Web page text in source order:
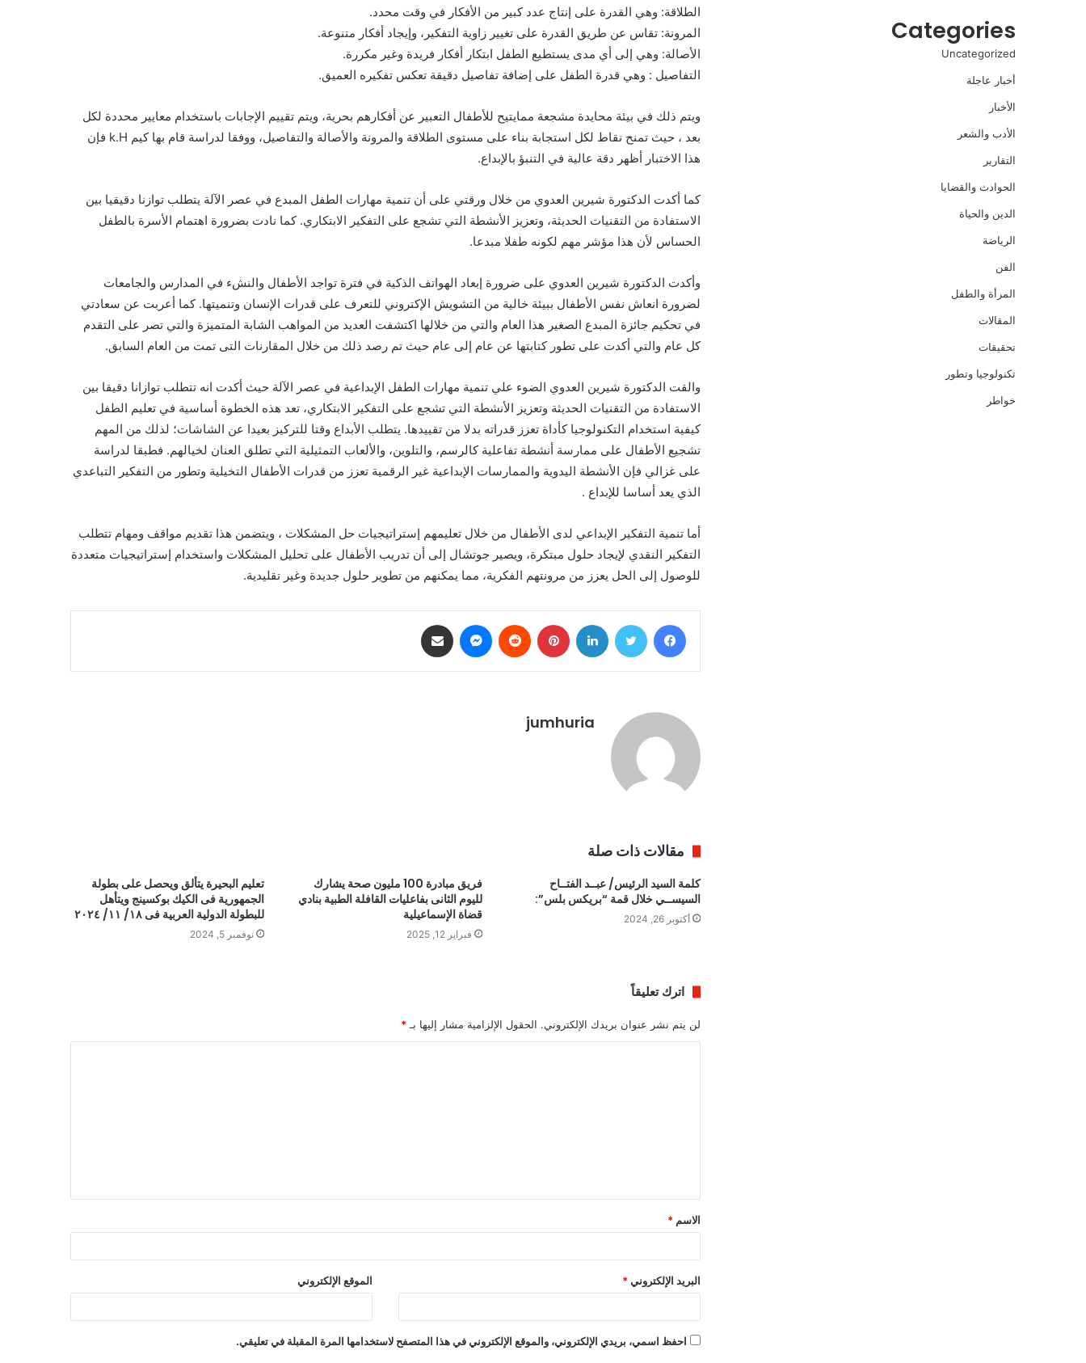
الطلاقة: وهي القدرة على إنتاج عدد كبير من الأفكار في وقت محدد.
المرونة: تقاس عن طريق القدرة على تغيير زاوية التفكير، وإيجاد أفكار متنوعة.
الأصالة: وهي إلى أي مدى يستطيع الطفل ابتكار أفكار فريدة وغير مكررة.
التفاصيل : وهي قدرة الطفل على إضافة تفاصيل دقيقة تعكس تفكيره العميق.
ويتم ذلك في بيئة محايدة مشجعة ممايتيح للأطفال التعبير عن أفكارهم بحرية، ويتم تقييم الإجابات باستخدام معايير محددة لكل
بعد ، حيث تمنح نقاط لكل استجابة بناء على مستوى الطلاقة والمرونة والأصالة والتفاصيل، ووفقا لدراسة قام بها كيم k.H فإن
هذا الاختبار أظهر دقة عالية في التنبؤ بالإبداع.
كما أكدت الدكتورة شيرين العدوي من خلال ورقتي على أن تنمية مهارات الطفل المبدع في عصر الآلة يتطلب توازنا دقيقيا بين
الاستفادة من التقنيات الحديثة، وتعزيز الأنشطة التي تشجع على التفكير الابتكاري. كما نادت بضرورة اهتمام الأسرة بالطفل
الحساس لأن هذا مؤشر مهم لكونه طفلا مبدعا.
وأكدت الدكتورة شيرين العدوي على ضرورة إبعاد الهواتف الذكية في فترة تواجد الأطفال والنشء في المدارس والجامعات
لضرورة انعاش نفس الأطفال ببيئة خالية من التشويش الإكتروني للتعرف على قدرات الإنسان وتنميتها. كما أعربت عن سعادتي
في تحكيم جائزة المبدع الصغير هذا العام والتي من خلالها اكتشفت العديد من المواهب الشابة المتميزة والتي تصر على التقدم
كل عام والتي أكدت على تطور كتابتها عن عام إلى عام حيث تم رصد ذلك من خلال المقارنات التى تمت من العام السابق.
والقت الدكتورة شيرين العدوي الضوء علي تنمية مهارات الطفل الإبداعية في عصر الآلة حيث أكدت انه تتطلب توازانا دقيقا بين
الاستفادة من التقنيات الحديثة وتعزيز الأنشطة التي تشجع على التفكير الابتكاري، تعد هذه الخطوة أساسية في تعليم الطفل
كيفية استخدام التكنولوجيا كأداة تعزز قدراته بدلا من تقييدها. يتطلب الأبداع وقتا للتركيز بعيدا عن الشاشات؛ لذلك من المهم
تشجيع الأطفال على ممارسة أنشطة تفاعلية كالرسم، والتلوين، والألعاب التمثيلية التي تطلق العنان لخيالهم. فطبقا لدراسة
على غزالي فإن الأنشطة اليدوية والممارسات الإبداعية غير الرقمية تعزز من قدرات الأطفال التخيلية وتطور من التفكير التباعدي
الذي يعد أساسا للإبداع .
أما تنمية التفكير الإبداعي لدى الأطفال من خلال تعليمهم إستراتيجيات حل المشكلات ، ويتضمن هذا تقديم مواقف ومهام تتطلب
التفكير النقدي لإيجاد حلول مبتكرة، ويصير جوتشال إلى أن تدريب الأطفال على تحليل المشكلات واستخدام إستراتيجيات متعددة
للوصول إلى الحل يعزز من مرونتهم الفكرية، مما يمكنهم من تطوير حلول جديدة وغير تقليدية.
فيسبوك تويتر لينكدإن بينتيريست ماسنجر
jumhuria
مقالات ذات صلة
كلمة السيد الرئيس/ عبــد الفتــاح
السيســي خلال قمة “بريكس بلس”:
أكتوبر 26, 2024
فريق مبادرة 100 مليون صحة يشارك
لليوم الثانى بفاعليات القافلة الطبية بنادي
قضاة الإسماعيلية
فبراير 12, 2025
تعليم البحيرة يتألق ويحصل على بطولة
الجمهورية فى الكيك بوكسينج ويتأهل
للبطولة الدولية العربية فى ١٨/ ١١/ ٢٠٢٤
نوفمبر 5, 2024
اترك تعليقاً
لن يتم نشر عنوان بريدك الإلكتروني. الحقول الإلزامية مشار إليها بـ *
ق
*
الاسم *
البريد الإلكتروني * الموقع الإلكتروني
احفظ اسمي، بريدي الإلكتروني، والموقع الإلكتروني في هذا المتصفح لاستخدامها المرة المقبلة في تعليقي.
Categories
Uncategorized
أخبار عاجلة
الأخبار
الأدب والشعر
التقارير
الحوادث والقضايا
الدين والحياة
الرياضة
الفن
المرأة والطفل
المقالات
تحقيقات
تكنولوجيا وتطور
خواطر